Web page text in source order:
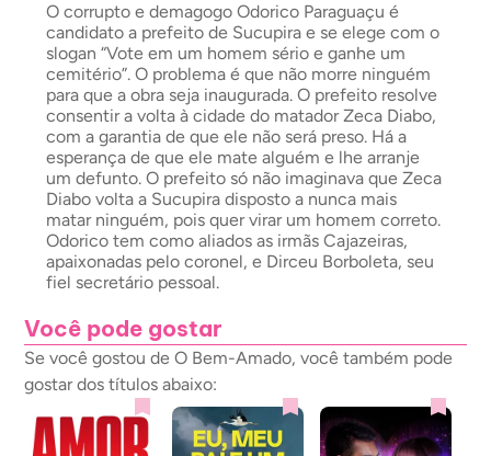
O corrupto e demagogo Odorico Paraguaçu é
candidato a prefeito de Sucupira e se elege com o
slogan “Vote em um homem sério e ganhe um
cemitério”. O problema é que não morre ninguém
para que a obra seja inaugurada. O prefeito resolve
consentir a volta à cidade do matador Zeca Diabo,
com a garantia de que ele não será preso. Há a
esperança de que ele mate alguém e lhe arranje
um defunto. O prefeito só não imaginava que Zeca
Diabo volta a Sucupira disposto a nunca mais
matar ninguém, pois quer virar um homem correto.
Odorico tem como aliados as irmãs Cajazeiras,
apaixonadas pelo coronel, e Dirceu Borboleta, seu
fiel secretário pessoal.
Você pode gostar
Se você gostou de O Bem-Amado, você também pode
gostar dos títulos abaixo: